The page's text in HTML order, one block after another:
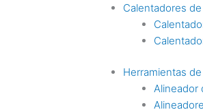
Calentadores
Herramientas
Alineador